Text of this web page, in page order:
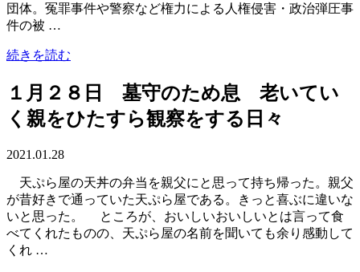
団体。冤罪事件や警察など権力による人権侵害・政治弾圧事
件の被 …
続きを読む
１月２８日 墓守のため息 老いてい
く親をひたすら観察をする日々
2021.01.28
天ぷら屋の天丼の弁当を親父にと思って持ち帰った。親父
が昔好きで通っていた天ぷら屋である。きっと喜ぶに違いな
いと思った。 ところが、おいしいおいしいとは言って食
べてくれたものの、天ぷら屋の名前を聞いても余り感動して
くれ …